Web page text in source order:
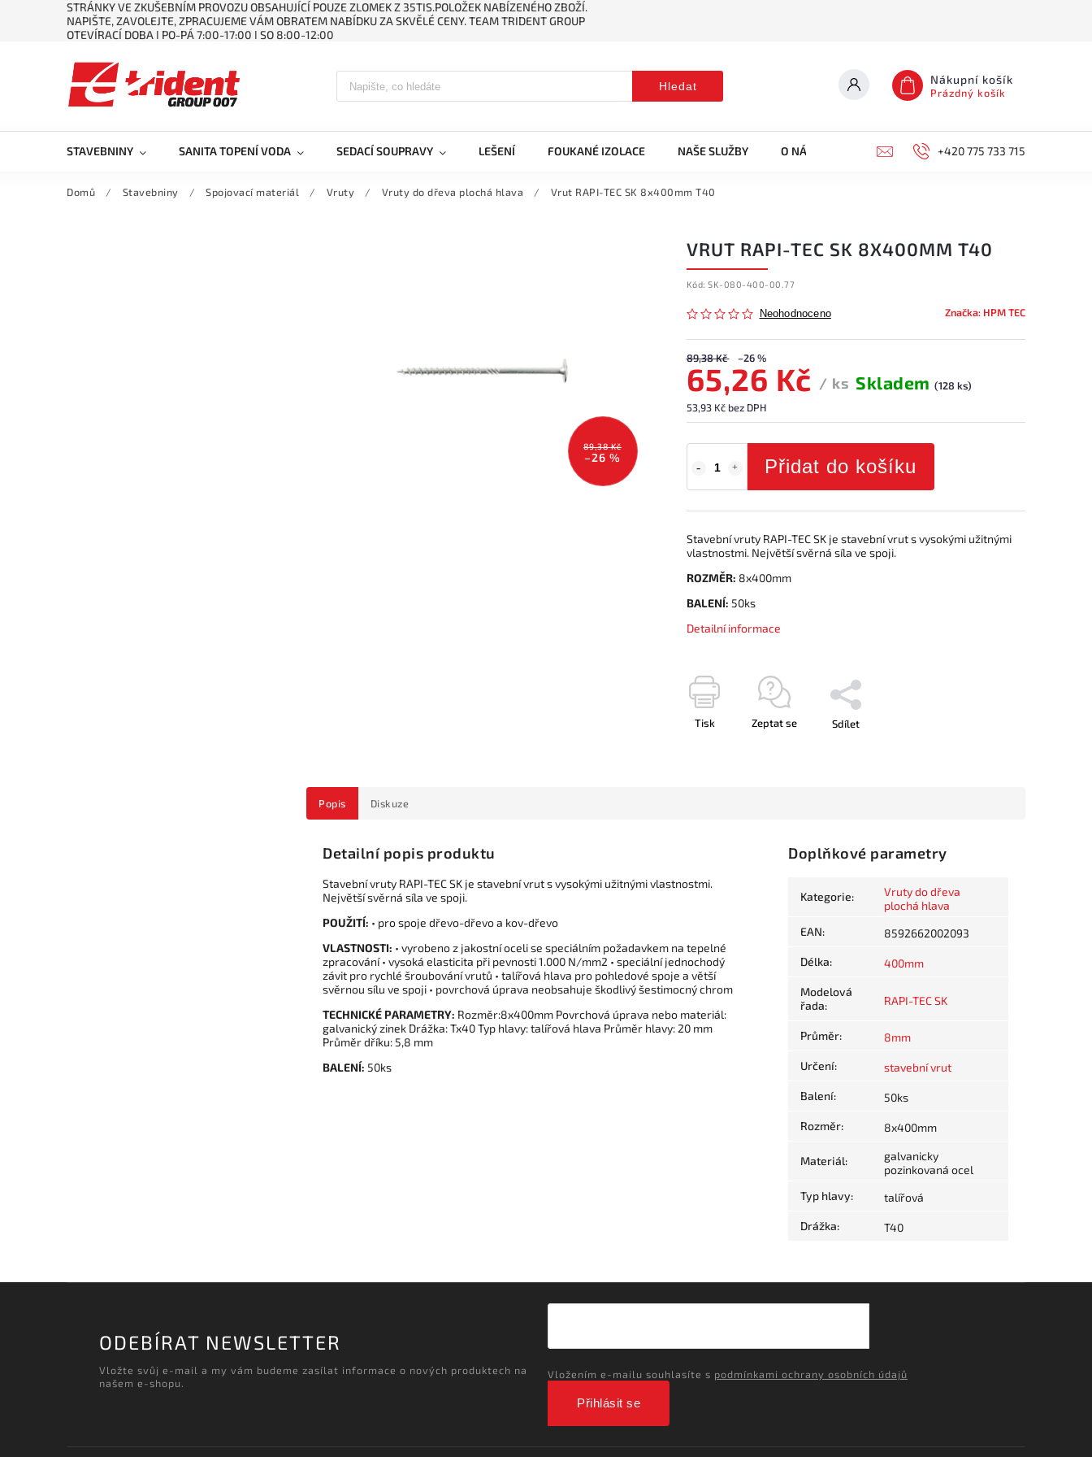
STRÁNKY VE ZKUŠEBNÍM PROVOZU OBSAHUJÍCÍ POUZE ZLOMEK Z 35TIS.POLOŽEK NABÍZENÉHO ZBOŽÍ.
NAPIŠTE, ZAVOLEJTE, ZPRACUJEME VÁM OBRATEM NABÍDKU ZA SKVĚLÉ CENY. TEAM TRIDENT GROUP
OTEVÍRACÍ DOBA ǀ PO-PÁ 7:00-17:00 ǀ SO 8:00-12:00
Hledat Nákupní košík
Prázdný košík
STAVEBNINY SANITA TOPENÍ VODA SEDACÍ SOUPRAVY LEŠENÍ FOUKANÉ IZOLACE NAŠE SLUŽBY O NÁS KONTAKTY +420 775 733 715
Domů / Stavebniny / Spojovací materiál / Vruty / Vruty do dřeva plochá hlava / Vrut RAPI-TEC SK 8x400mm T40
89,38 Kč
–26 %
VRUT RAPI-TEC SK 8X400MM T40
Kód: SK-080-400-00.77
Neohodnoceno Značka: HPM TEC
89,38 Kč –26 %
65,26 Kč / ks
53,93 Kč bez DPH
Skladem(128 ks)
Přidat do košíku
Stavební vruty RAPI-TEC SK je stavební vrut s vysokými užitnými
vlastnostmi. Největší svěrná síla ve spoji.
ROZMĚR: 8x400mm
BALENÍ: 50ks
Detailní informace
Tisk Zeptat se Sdílet
Popis Diskuze
Detailní popis produktu
Stavební vruty RAPI-TEC SK je stavební vrut s vysokými užitnými vlastnostmi.
Největší svěrná síla ve spoji.
POUŽITÍ: • pro spoje dřevo-dřevo a kov-dřevo
VLASTNOSTI: • vyrobeno z jakostní oceli se speciálním požadavkem na tepelné
zpracování • vysoká elasticita při pevnosti 1.000 N/mm2 • speciální jednochodý
závit pro rychlé šroubování vrutů • talířová hlava pro pohledové spoje a větší
svěrnou sílu ve spoji • povrchová úprava neobsahuje škodlivý šestimocný chrom
TECHNICKÉ PARAMETRY: Rozměr:8x400mm Povrchová úprava nebo materiál:
galvanický zinek Drážka: Tx40 Typ hlavy: talířová hlava Průměr hlavy: 20 mm
Průměr dříku: 5,8 mm
BALENÍ: 50ks
Doplňkové parametry
Kategorie:
Vruty do dřeva
plochá hlava
EAN: 8592662002093
Délka: 400mm
Modelová
řada: RAPI-TEC SK
Průměr: 8mm
Určení: stavební vrut
Balení: 50ks
Rozměr: 8x400mm
Materiál:
galvanicky
pozinkovaná ocel
Typ hlavy: talířová
Drážka: T40
ODEBÍRAT NEWSLETTER
Vložte svůj e-mail a my vám budeme zasílat informace o nových produktech na
našem e-shopu.
Vložením e-mailu souhlasíte s podmínkami ochrany osobních údajů
Přihlásit se